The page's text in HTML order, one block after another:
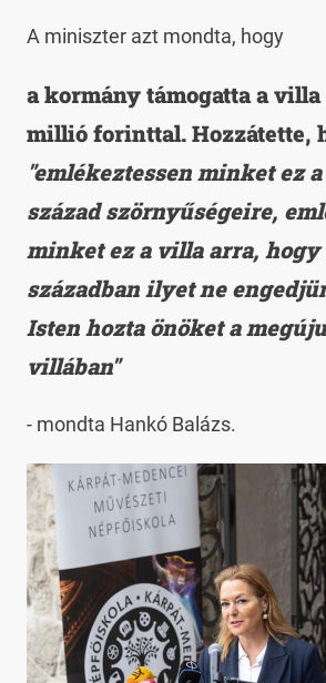
A miniszter azt mondta, hogy
a kormány támogatta a
millió forinttal. Hozzátette,
"emlékeztessen minket ez
század szörnyűségeire,
minket ez a villa arra, hogy
században ilyet ne
Isten hozta önöket a
villában"
- mondta Hankó Balázs.